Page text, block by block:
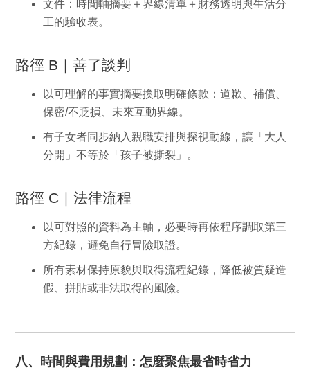
文件：時間軸摘要＋界線清單＋財務透明與生活分
工的驗收表。
路徑 B｜善了談判
以可理解的事實摘要換取明確條款：道歉、補償、
保密/不貶損、未來互動界線。
有子女者同步納入親職安排與探視動線，讓「大人
分開」不等於「孩子被撕裂」。
路徑 C｜法律流程
以可對照的資料為主軸，必要時再依程序調取第三
方紀錄，避免自行冒險取證。
所有素材保持原貌與取得流程紀錄，降低被質疑造
假、拼貼或非法取得的風險。
八、時間與費用規劃：怎麼聚焦最省時省力